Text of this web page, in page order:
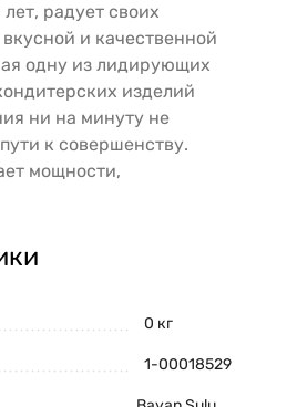
радует своих
и качественной
одну из лидирующих
изделий
ни на минуту не
к совершенству.
мощности,
0 кг
1-00018529